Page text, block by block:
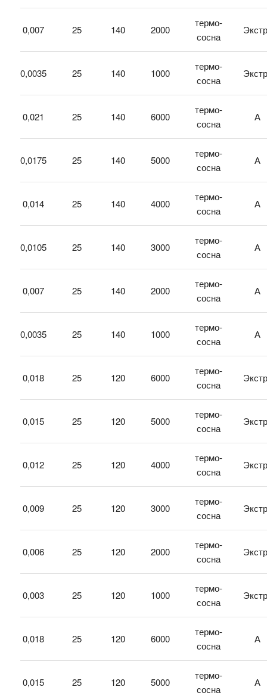
0,007 25 140 2000
термо-
сосна
0,0035 25 140 1000
термо-
сосна
0,021 25 140 6000
термо-
сосна
А
0,0175 25 140 5000
термо-
сосна
А
0,014 25 140 4000
термо-
сосна
А
0,0105 25 140 3000
термо-
сосна
А
0,007 25 140 2000
термо-
сосна
А
0,0035 25 140 1000
термо-
сосна
А
0,018 25 120 6000
термо-
сосна
0,015 25 120 5000
термо-
сосна
0,012 25 120 4000
термо-
сосна
0,009 25 120 3000
термо-
сосна
0,006 25 120 2000
термо-
сосна
0,003 25 120 1000
термо-
сосна
0,018 25 120 6000
термо-
сосна
А
0,015 25 120 5000
термо-
сосна
А